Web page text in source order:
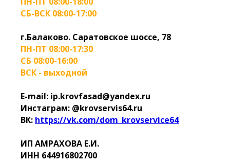
СБ-ВСК 08:00-17:00
г.Балаково. Саратовское шоссе, 78
ПН-ПТ 08:00-17:30
СБ 08:00-16:00
ВСК - выходной
E-mail: ip.krovfasad@yandex.ru
Инстаграм: @krovservis64.ru
ВК: https://vk.com/dom_krovservice64
ИП АМРАХОВА Е.И.
ИНН 644916802700